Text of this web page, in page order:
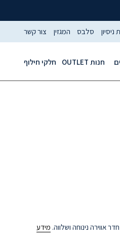
סלבס המגזין צור קשר
חנות OUTLET חלקי חילוף
אווירה נינוחה ושלווה. מידע